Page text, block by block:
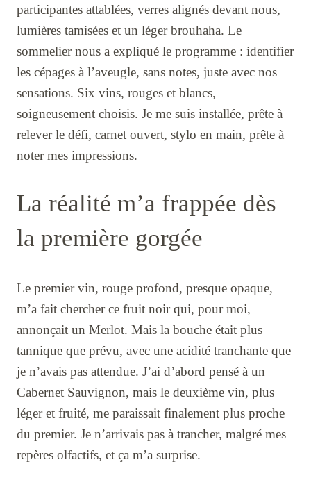
participantes attablées, verres alignés devant nous,
lumières tamisées et un léger brouhaha. Le
sommelier nous a expliqué le programme : identifier
les cépages à l’aveugle, sans notes, juste avec nos
sensations. Six vins, rouges et blancs,
soigneusement choisis. Je me suis installée, prête à
relever le défi, carnet ouvert, stylo en main, prête à
noter mes impressions.
La réalité m’a frappée dès
la première gorgée
Le premier vin, rouge profond, presque opaque,
m’a fait chercher ce fruit noir qui, pour moi,
annonçait un Merlot. Mais la bouche était plus
tannique que prévu, avec une acidité tranchante que
je n’avais pas attendue. J’ai d’abord pensé à un
Cabernet Sauvignon, mais le deuxième vin, plus
léger et fruité, me paraissait finalement plus proche
du premier. Je n’arrivais pas à trancher, malgré mes
repères olfactifs, et ça m’a surprise.